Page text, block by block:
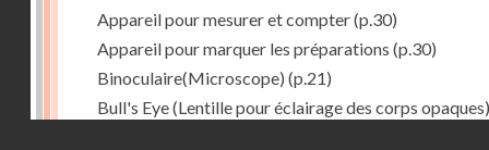
Appareil pour mesurer et compter(p.30)
Appareil pour marquer les préparations (p.30)
Binoculaire(Microscope) (p.21)
Bull's Eye (Lentille pour éclairage des corps opaques)
(p.27)